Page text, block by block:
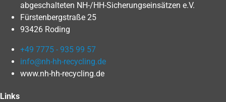
abgeschalteten NH-/HH-Sicherungseinsätzen e.V.
Fürstenbergstraße 25
93426 Roding
+49 7775 - 935 99 57
info@nh-hh-recycling.de
www.nh-hh-recycling.de
Links